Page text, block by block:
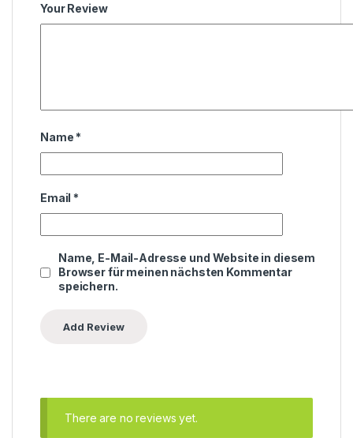
Your Review
Name *
Email *
Name, E-Mail-Adresse und Website in diesem
Browser für meinen nächsten Kommentar
speichern.
There are no reviews yet.